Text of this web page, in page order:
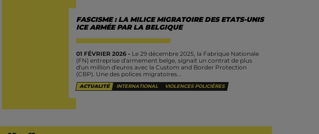
FASCISME : LA MILICE MIGRATOIRE DES ETATS-UNIS
ICE ARMÉE PAR LA BELGIQUE
01 FÉVRIER 2026 - Le 29 décembre 2025, la Fabrique Nationale
(FN) entreprise d'armement belge, signait un contrat de plus
d'un million d'euros avec la Custom and Border Protection
(CBP). Une des polices migratoires...
ACTUALITÉ INTERNATIONAL VIOLENCES POLICIÈRES